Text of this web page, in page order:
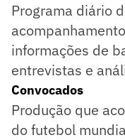
Programa diário
informações de
entrevistas e
Convocados
Produção que
do futebol